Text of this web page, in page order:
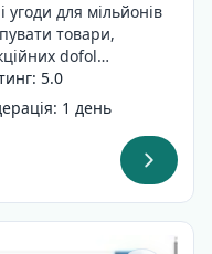
угоди для мільйонів
товари,
dofol…
5.0
1 день